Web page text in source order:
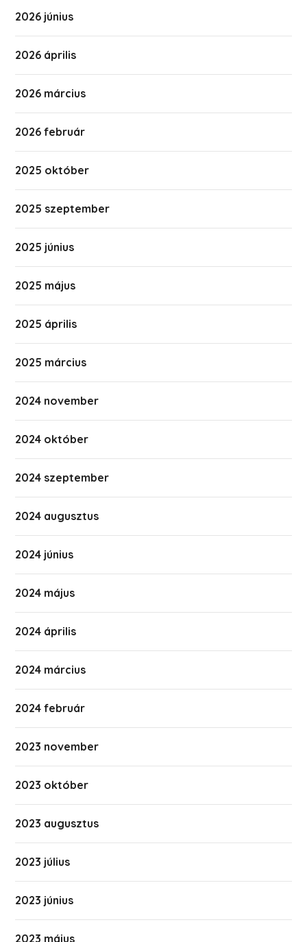
2026 június
2026 április
2026 március
2026 február
2025 október
2025 szeptember
2025 június
2025 május
2025 április
2025 március
2024 november
2024 október
2024 szeptember
2024 augusztus
2024 június
2024 május
2024 április
2024 március
2024 február
2023 november
2023 október
2023 augusztus
2023 július
2023 június
2023 május